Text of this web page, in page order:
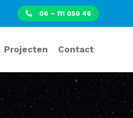
06 – 111 050 46
Projecten Contact